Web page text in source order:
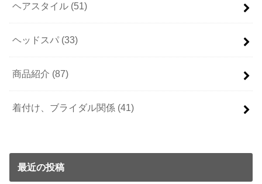
ヘアスタイル (51)
ヘッドスパ (33)
商品紹介 (87)
着付け、ブライダル関係 (41)
最近の投稿